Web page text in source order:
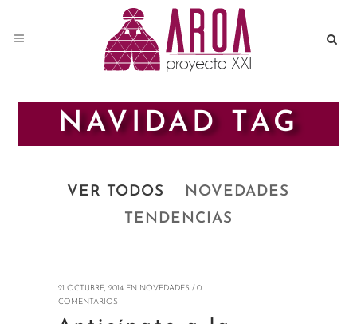
NAVIDAD TAG
VER TODOS
NOVEDADES
TENDENCIAS
21 OCTUBRE, 2014EN NOVEDADES / 0
COMENTARIOS